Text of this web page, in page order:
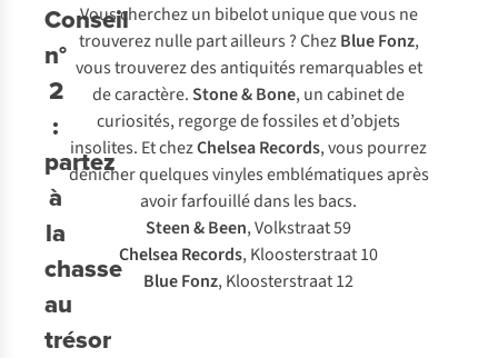
Conseil
n°
2
:
partez
à
la
chasse
au
trésor
Vous cherchez un bibelot unique que vous ne
trouverez nulle part ailleurs ? ChezBlue Fonz,
vous trouverez des antiquités remarquables et
de caractère.Stone & Bone, un cabinet de
curiosités, regorge de fossiles et d’objets
insolites. Et chezChelsea Records, vous pourrez
dénicher quelques vinyles emblématiques après
avoir farfouillé dans les bacs.
Steen & Been, Volkstraat 59
Chelsea Records, Kloosterstraat 10
Blue Fonz, Kloosterstraat 12
le look